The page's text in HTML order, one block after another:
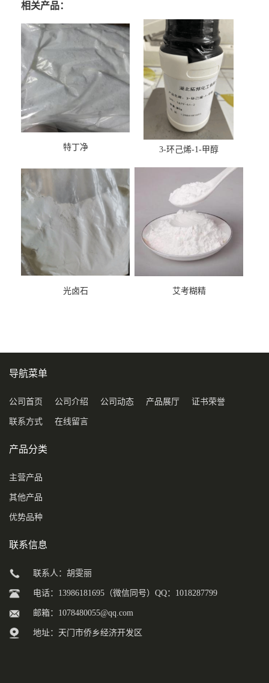
相关产品：
特丁净 3-环己烯-1-甲醇
光卤石 艾考糊精
导航菜单
公司首页 公司介绍 公司动态 产品展厅 证书荣誉
联系方式 在线留言
产品分类
主营产品
其他产品
优势品种
联系信息
联系人：胡雯丽
电话：13986181695（微信同号）QQ：1018287799
邮箱： 1078480055@qq.com
地址：天门市侨乡经济开发区